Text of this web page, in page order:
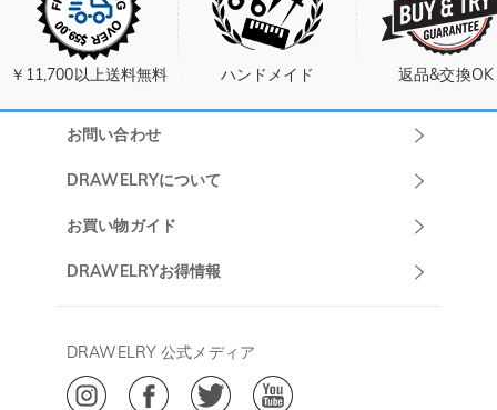
￥11,700以上送料無料 ハンドメイド 返品&交換OK
お問い合わせ
DRAWELRYについて
DRAWELRYについて
ご利用規約
ご特定商取引法に基づく表示
お買い物ガイド
発送について
ジュエリーお手入れ
Drawelry Blog
DRAWELRYお得情報
会員・ポイントについて
DRAWELRY 公式メディア